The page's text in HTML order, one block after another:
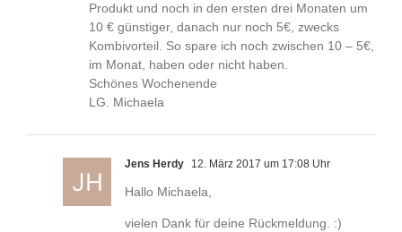
Produkt und noch in den ersten drei Monaten um
10 € günstiger, danach nur noch 5€, zwecks
Kombivorteil. So spare ich noch zwischen 10 – 5€,
im Monat, haben oder nicht haben.
Schönes Wochenende
LG. Michaela
Jens Herdy 12. März 2017 um 17:08 Uhr
Hallo Michaela,
vielen Dank für deine Rückmeldung. :)